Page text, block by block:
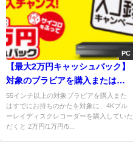
PC
【最大2万円キャッシュバック】
対象のブラビアを購入またはす
でにお持ちのかた 4Kブルーレイ
ディスクレコーダーをお得に購
入するチャンス！「スゴ録」キ
55インチ以上の対象ブラビアを購入また
はすでにお持ちのかたを対象に、4Kブル
ーレイディスクレコーダーを購入していた
だくと 2万円/1万円/5...